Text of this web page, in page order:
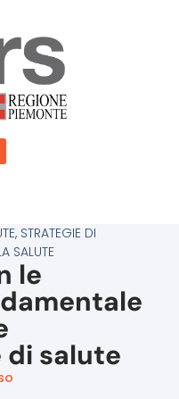
, STRATEGIE DI
SALUTE
le
di salute